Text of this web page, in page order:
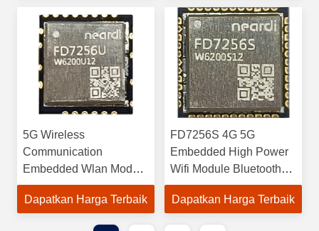
5G Wireless
Communication
Embedded Wlan Module
Wifi Mesh Module
FD7256U
Dapatkan Harga Terbaik
FD7256S 4G 5G
Embedded High Power
Wifi Module Bluetooth
Combo Untuk Papan
Pengembangan
Dapatkan Harga Terbaik